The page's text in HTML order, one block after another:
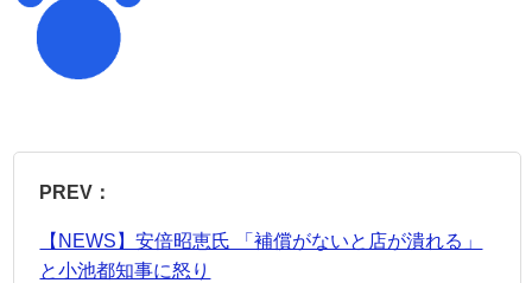
PREV：
【NEWS】安倍昭恵氏 「補償がないと店が潰れる」
と小池都知事に怒り